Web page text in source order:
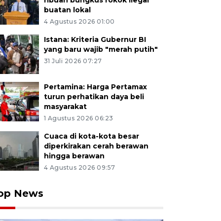
buatan lokal
4 Agustus 2026 01:00
Istana: Kriteria Gubernur BI
yang baru wajib "merah putih"
31 Juli 2026 07:27
Pertamina: Harga Pertamax
turun perhatikan daya beli
masyarakat
1 Agustus 2026 06:23
Cuaca di kota-kota besar
diperkirakan cerah berawan
hingga berawan
4 Agustus 2026 09:57
News